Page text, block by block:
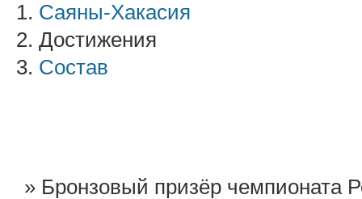
1. Саяны-Хакасия
2. Достижения
3. Состав
Бронзовый призёр чемпионата